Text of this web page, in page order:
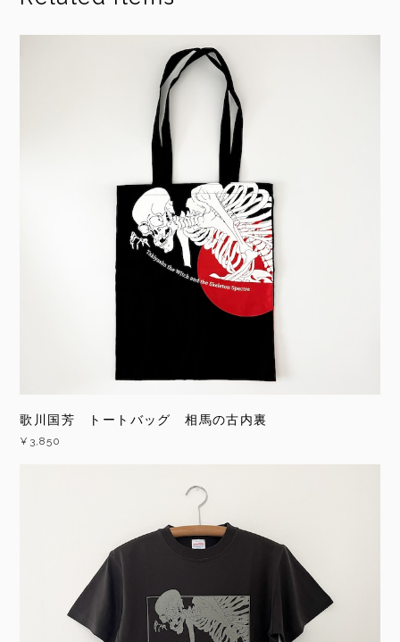
歌川国芳 トートバッグ 相馬の古内裏
¥3,850